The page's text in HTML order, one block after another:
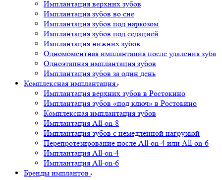
Имплантация верхних зубов
Имплантация зубов во сне
Имплантация зубов под наркозом
Имплантация зубов под седацией
Имплантация нижних зубов
Одномоментная имплантация после удаления зуба
Одноэтапная имплантация зубов
Имплантация зубов за один день
Комплексная имплантация
Имплантация верхних зубов в Ростокино
Имплантация зубов «под ключ» в Ростокино
Комплексная имплантация зубов
Имплантация All-on-8
Имплантация зубов с немедленной нагрузкой
Перепротезирование после All-on-4 или All-on-6
Имплантация All-on-4
Имплантация All-on-6
Бренды имплантов